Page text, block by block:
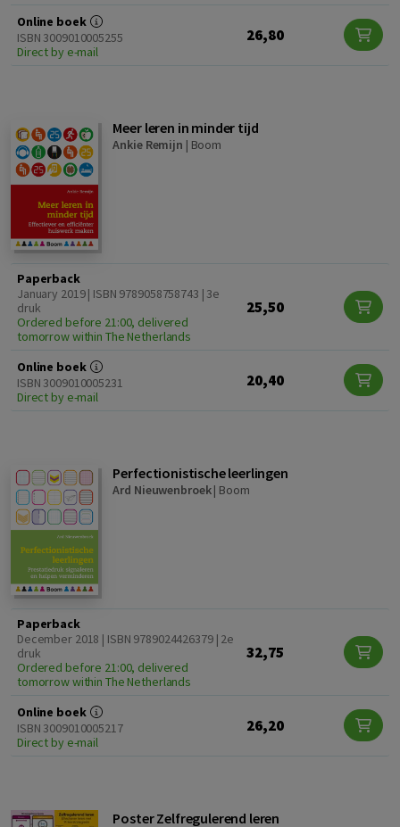
Online boek
ISBN 3009010005255
Direct by e-mail
26,80
Meer leren in minder tijd
Ankie Remijn | Boom
Paperback
January 2019 | ISBN 9789058758743 | 3e
druk
Ordered before 21:00, delivered
tomorrow within The Netherlands
25,50
Online boek
ISBN 3009010005231
Direct by e-mail
20,40
Perfectionistische leerlingen
Ard Nieuwenbroek| Boom
Paperback
December 2018 | ISBN 9789024426379 | 2e
druk
Ordered before 21:00, delivered
tomorrow within The Netherlands
32,75
Online boek
ISBN 3009010005217
Direct by e-mail
26,20
Poster Zelfregulerend leren